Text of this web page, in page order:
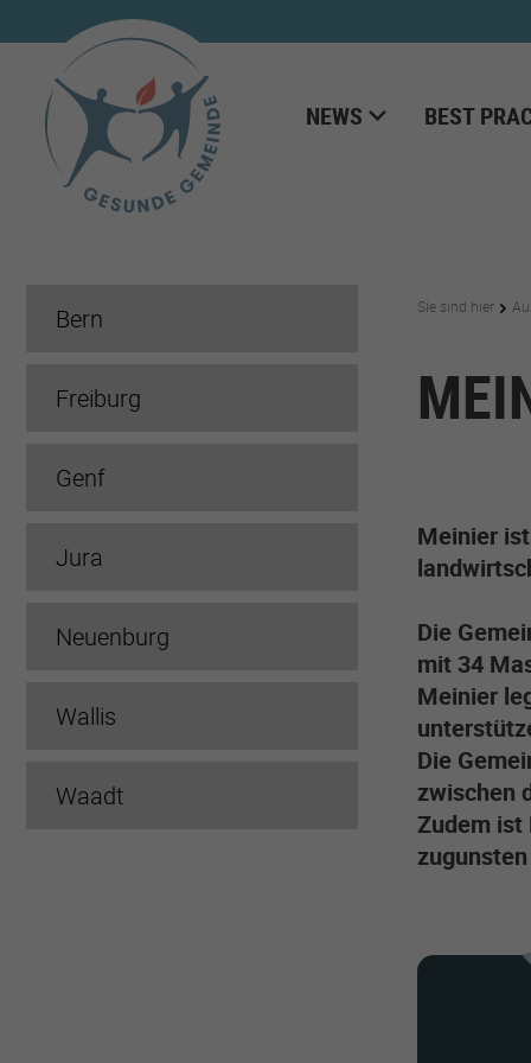
NEWS BEST
Bern
Freiburg
Genf
Jura
Neuenburg
Wallis
Waadt
Sie sind hier
Meinier
Die
mit 34
Meinier
Die
zwischen
Zudem